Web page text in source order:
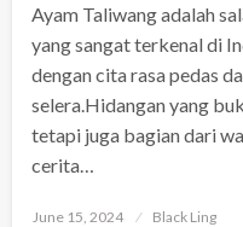
Ayam Taliwang adalah
yang sangat terkenal di
dengan cita rasa pedas
selera.Hidangan yang
tetapi juga bagian dari
cerita…
Posted
June 15, 2024 Black Ling